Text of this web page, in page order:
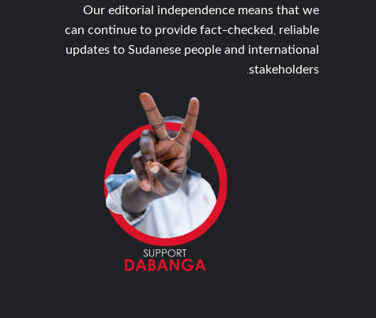
Our editorial independence means that we
can continue to provide fact-checked, reliable
updates to Sudanese people and international
stakeholders.